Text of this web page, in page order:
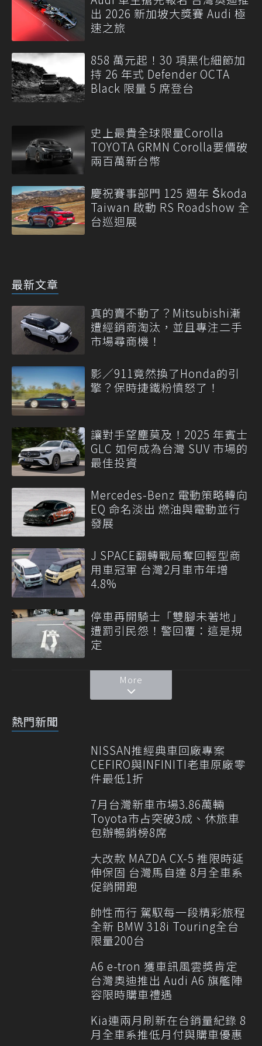
出 2026 新加坡大獎賽 Audi 極
速之旅
858 萬元起！30 項黑化細節加
持 26 年式 Defender OCTA
Black 限量 5 席登台
史上最貴全球限量Corolla
TOYOTA GRMN Corolla要價破
兩百萬新台幣
慶祝賽事部門 125 週年 Škoda
Taiwan 啟動 RS Roadshow 全
台巡迴展
最新文章
真的賣不動了？Mitsubishi漸
遭經銷商淘汰，並且專注二手
市場尋商機！
影／911竟然換了Honda的引
擎？保時捷鐵粉憤怒了！
讓對手望塵莫及！2025 年賓士
GLC 如何成為台灣 SUV 市場的
最佳投資
Mercedes-Benz 電動策略轉向
EQ 命名淡出 燃油與電動並行
發展
J SPACE翻轉戰局奪回輕型商
用車冠軍 台灣2月車市年增
4.8%
停車再開騎士「雙腳未著地」
遭罰引民怨！警回覆：這是規
定
More
熱門新聞
NISSAN推經典車回廠專案
CEFIRO與INFINITI老車原廠零
件最低1折
7月台灣新車市場3.86萬輛
Toyota市占突破3成、休旅車
包辦暢銷榜8席
大改款 MAZDA CX-5 推限時延
伸保固 台灣馬自達 8月全車系
促銷開跑
帥性而行 駕馭每一段精彩旅程
全新 BMW 318i Touring全台
限量200台
A6 e-tron 獲車訊風雲獎肯定
台灣奧迪推出 Audi A6 旗艦陣
容限時購車禮遇
Kia連兩月刷新在台銷量紀錄 8
月全車系推低月付與購車優惠